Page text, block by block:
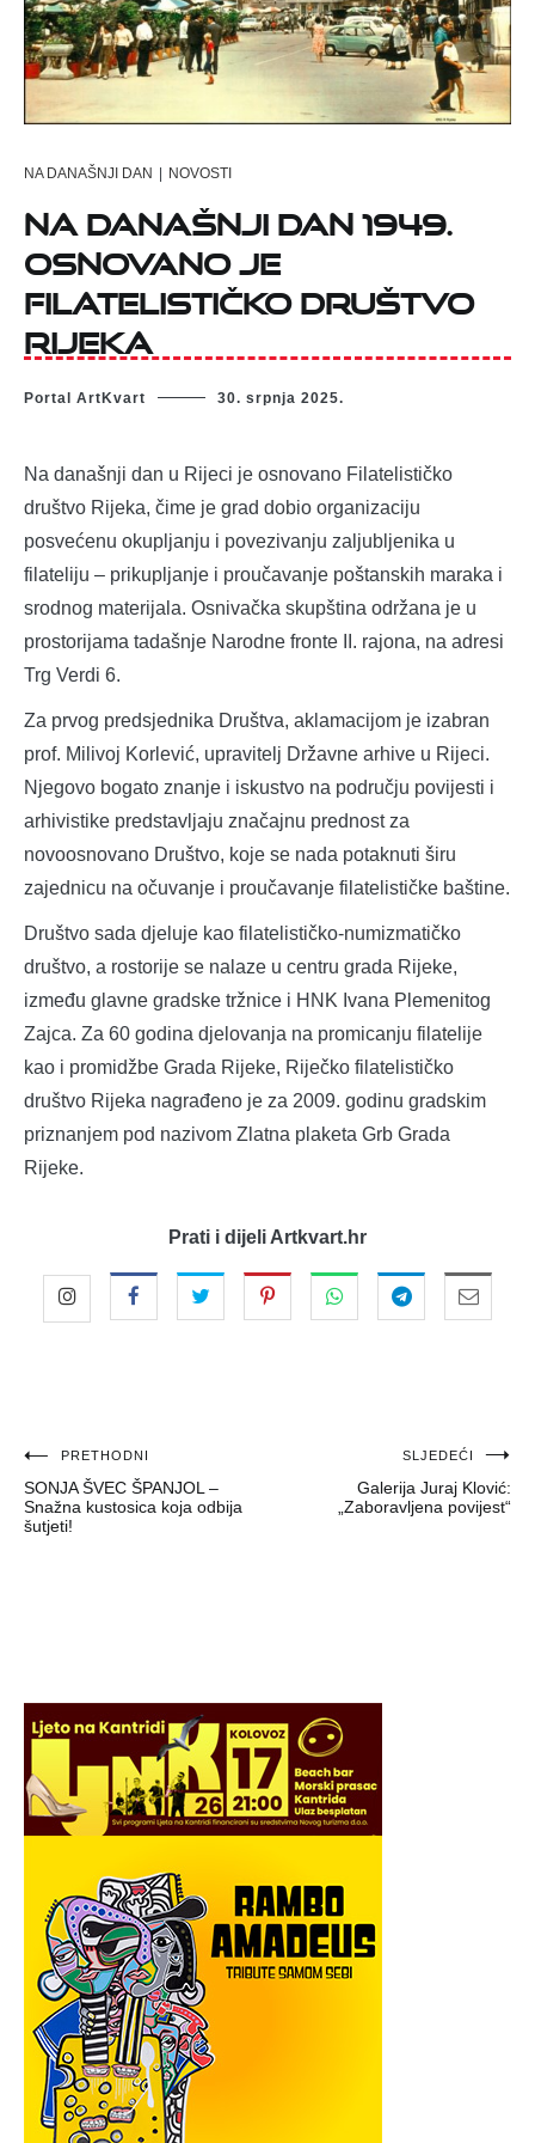
NA DANAŠNJI DAN | NOVOSTI
Na današnji dan 1949.
osnovano je
filatelističko društvo
Rijeka
Portal ArtKvart 30. srpnja 2025.
Na današnji dan u Rijeci je osnovano Filatelističko
društvo Rijeka, čime je grad dobio organizaciju
posvećenu okupljanju i povezivanju zaljubljenika u
filateliju – prikupljanje i proučavanje poštanskih maraka i
srodnog materijala. Osnivačka skupština održana je u
prostorijama tadašnje Narodne fronte II. rajona, na adresi
Trg Verdi 6.
Za prvog predsjednika Društva, aklamacijom je izabran
prof. Milivoj Korlević, upravitelj Državne arhive u Rijeci.
Njegovo bogato znanje i iskustvo na području povijesti i
arhivistike predstavljaju značajnu prednost za
novoosnovano Društvo, koje se nada potaknuti širu
zajednicu na očuvanje i proučavanje filatelističke baštine.
Društvo sada djeluje kao filatelističko-numizmatičko
društvo, a rostorije se nalaze u centru grada Rijeke,
između glavne gradske tržnice i HNK Ivana Plemenitog
Zajca. Za 60 godina djelovanja na promicanju filatelije
kao i promidžbe Grada Rijeke, Riječko filatelističko
društvo Rijeka nagrađeno je za 2009. godinu gradskim
priznanjem pod nazivom Zlatna plaketa Grb Grada
Rijeke.
Prati i dijeli Artkvart.hr
Navigacija
objava
PRETHODNI
SONJA ŠVEC ŠPANJOL –
Snažna kustosica koja odbija
šutjeti!
SLJEDEĆI
Galerija Juraj Klović:
„Zaboravljena povijest“